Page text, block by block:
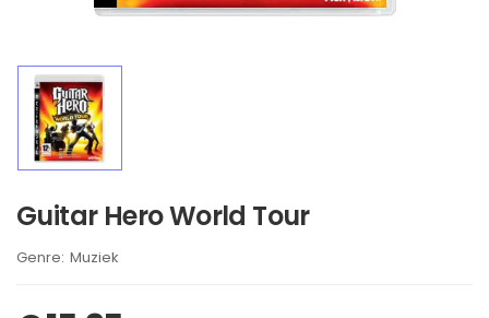
Guitar Hero World Tour
Brand:
Muziek